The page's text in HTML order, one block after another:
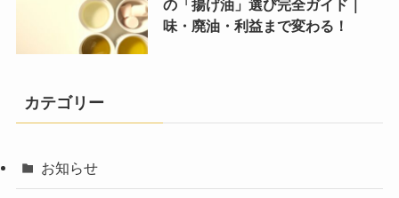
の「揚げ油」選び完全ガイド｜
味・廃油・利益まで変わる！
カテゴリー
お知らせ